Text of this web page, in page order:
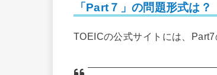
「Part７」の問題形式は？
TOEICの公式サイトには、